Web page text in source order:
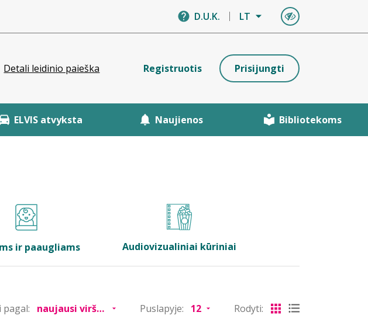
D.U.K. LT
Detali leidinio paieška Registruotis Prisijungti
ELVIS atvyksta Naujienos Bibliotekoms
ir paaugliams Audiovizualiniai kūriniai
pagal: Puslapyje: Rodyti: